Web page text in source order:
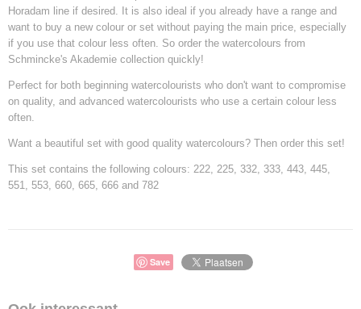
Horadam line if desired. It is also ideal if you already have a range and
want to buy a new colour or set without paying the main price, especially
if you use that colour less often. So order the watercolours from
Schmincke's Akademie collection quickly!
Perfect for both beginning watercolourists who don't want to compromise
on quality, and advanced watercolourists who use a certain colour less
often.
Want a beautiful set with good quality watercolours? Then order this set!
This set contains the following colours: 222, 225, 332, 333, 443, 445,
551, 553, 660, 665, 666 and 782
Save